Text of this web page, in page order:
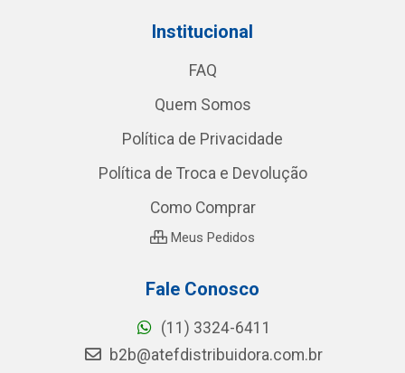
Institucional
FAQ
Quem Somos
Política de Privacidade
Política de Troca e Devolução
Como Comprar
Meus Pedidos
Fale Conosco
(11) 3324-6411
b2b@atefdistribuidora.com.br